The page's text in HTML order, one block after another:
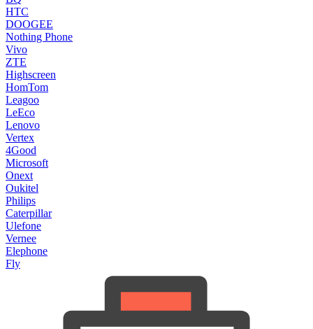
HTC
DOOGEE
Nothing Phone
Vivo
ZTE
Highscreen
HomTom
Leagoo
LeEco
Lenovo
Vertex
4Good
Microsoft
Onext
Oukitel
Philips
Caterpillar
Ulefone
Vernee
Elephone
Fly